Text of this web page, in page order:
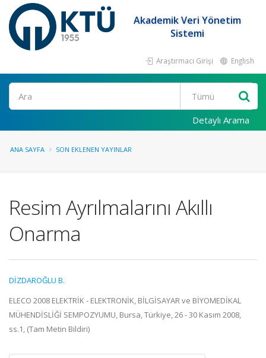
Akademik Veri Yönetim
Sistemi
Araştırmacı Girişi English
Ara
Detaylı Arama
ANA SAYFA SON EKLENEN YAYINLAR
Resim Ayrılmalarını Akıllı
Onarma
DİZDAROĞLU B.
ELECO 2008 ELEKTRİK - ELEKTRONİK, BİLGİSAYAR ve BİYOMEDİKAL
MÜHENDİSLİĞİ SEMPOZYUMU, Bursa, Türkiye, 26 - 30 Kasım 2008,
ss.1, (Tam Metin Bildiri)